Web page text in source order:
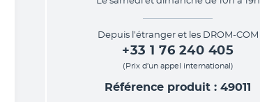
Depuis l’étranger et les DROM-COM
+33 1 76 240 405
(Prix d’un appel international)
Référence produit : 49011